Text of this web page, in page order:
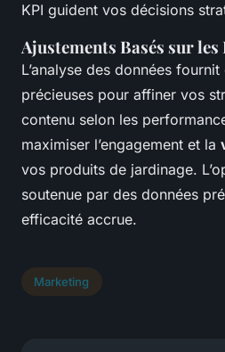
KPI guident vos décisions
Ajustements Basés sur les
L’analyse des données
précieuses pour affiner vos
contenu selon les
maximiser l’engagement et la
vos produits de jardinage.
soutenue par des données
efficacité accrue.
Marketing